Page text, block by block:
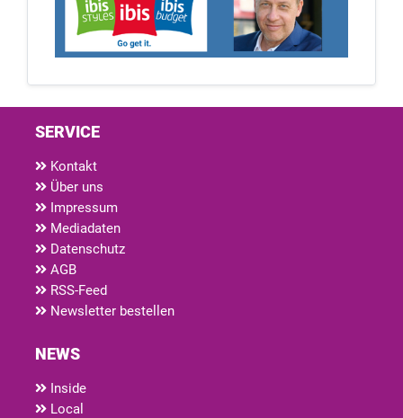
SERVICE
Kontakt
Über uns
Impressum
Mediadaten
Datenschutz
AGB
RSS-Feed
Newsletter bestellen
NEWS
Inside
Local